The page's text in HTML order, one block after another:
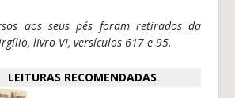
aos seus pés foram retirados da
livro VI, versículos 617 e 95.
LEITURAS RECOMENDADAS